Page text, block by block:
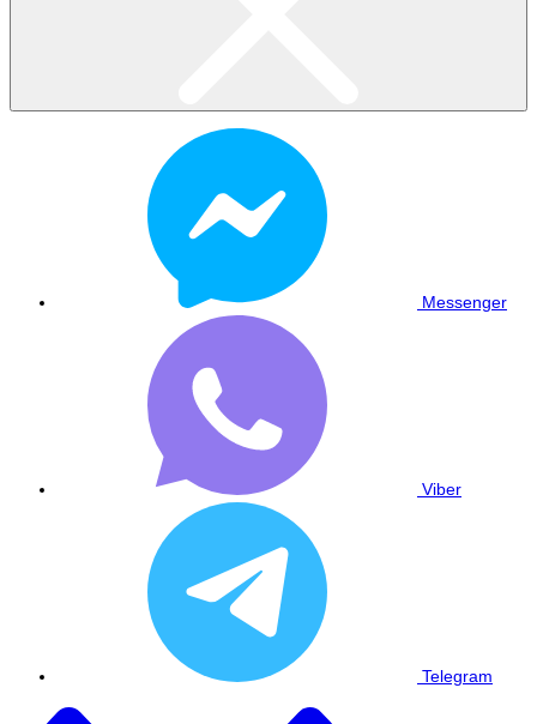
Messenger
Viber
Telegram